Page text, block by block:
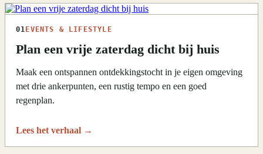
01 EVENTS & LIFESTYLE
Plan een vrije zaterdag dicht bij huis
Maak een ontspannen ontdekkingstocht in je eigen omgeving
met drie ankerpunten, een rustig tempo en een goed
regenplan.
Lees het verhaal →